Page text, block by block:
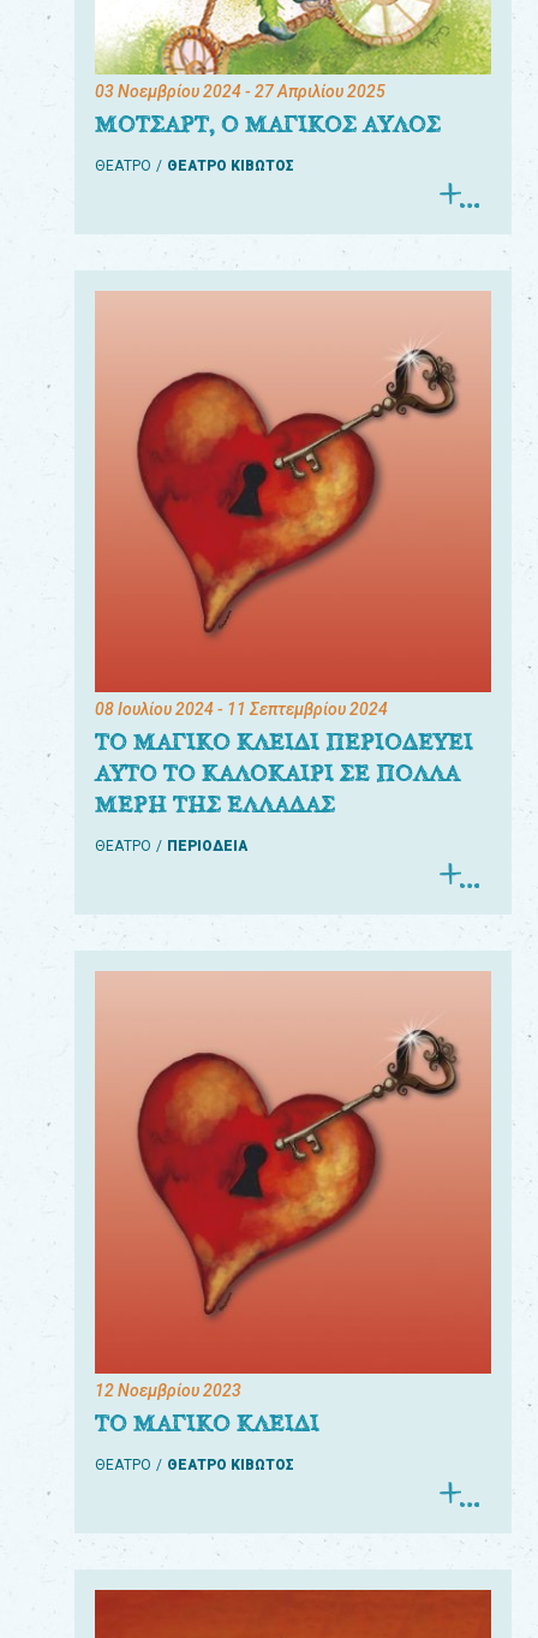
03 Νοεμβρίου 2024- 27 Απριλίου 2025
ΜΟΤΣΑΡΤ, Ο ΜΑΓΙΚΟΣ ΑΥΛΟΣ
ΘΕΑΤΡΟ ΘΕΑΤΡΟ ΚΙΒΩΤΟΣ
08 Ιουλίου 2024- 11 Σεπτεμβρίου 2024
ΤΟ ΜΑΓΙΚΟ ΚΛΕΙΔΙ ΠΕΡΙΟΔΕΥΕΙ
ΑΥΤΟ ΤΟ ΚΑΛΟΚΑΙΡΙ ΣΕ ΠΟΛΛΑ
ΜΕΡΗ ΤΗΣ ΕΛΛΑΔΑΣ
ΘΕΑΤΡΟ ΠΕΡΙΟΔΕΙΑ
12 Νοεμβρίου 2023
ΤΟ ΜΑΓΙΚΟ ΚΛΕΙΔΙ
ΘΕΑΤΡΟ ΘΕΑΤΡΟ ΚΙΒΩΤΟΣ